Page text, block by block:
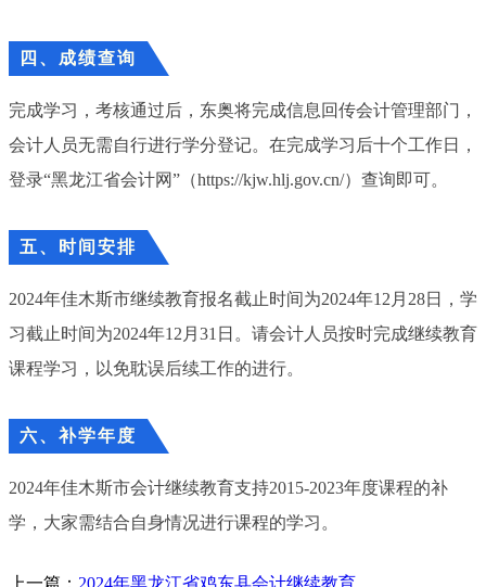
四、成绩查询
完成学习，考核通过后，东奥将完成信息回传会计管理部门，
会计人员无需自行进行学分登记。在完成学习后十个工作日，
登录“黑龙江省会计网”（https://kjw.hlj.gov.cn/）查询即可。
五、时间安排
2024年佳木斯市继续教育报名截止时间为2024年12月28日，学
习截止时间为2024年12月31日。请会计人员按时完成继续教育
课程学习，以免耽误后续工作的进行。
六、补学年度
2024年佳木斯市会计继续教育支持2015-2023年度课程的补
学，大家需结合自身情况进行课程的学习。
上一篇： 2024年黑龙江省鸡东县会计继续教育